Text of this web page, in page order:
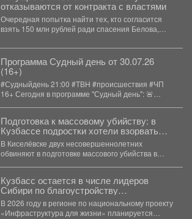
отказываются от контракта с властями
Очередная попытка найти тех, кто согласится
взять 150 млн рублей ради спасения Белова,
Программа Судный день от 30.07.26
(16+)
#Судныйдень 21:00 #ТВН #происшествия #ЧП
16+ Сегодня в программе "Судный день": 🚨
Подготовка к массовому убийству: в
Кузбассе подростки хотели взорвать
школу
В Киселёвске двух несовершеннолетних
обвиняют в подготовке массового убийства в
Кузбасс остается в числе лидеров
Сибири по благоустройству
общественных пространств.
В 2026 году в регионе по национальному проекту
«Инфраструктура для жизни» планируется